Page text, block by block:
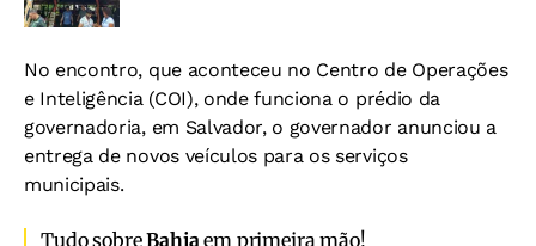
No encontro, que aconteceu no Centro de Operações
e Inteligência (COI), onde funciona o prédio da
governadoria, em Salvador, o governador anunciou a
entrega de novos veículos para os serviços
municipais.
Tudo sobreBahiaem primeira mão!